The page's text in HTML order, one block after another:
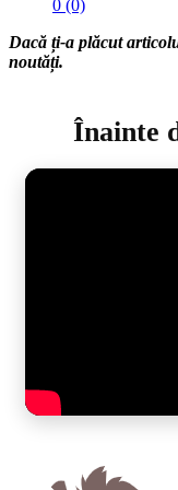
0 (0)
Dacă ți-a plăcut
noutăți.
Înainte